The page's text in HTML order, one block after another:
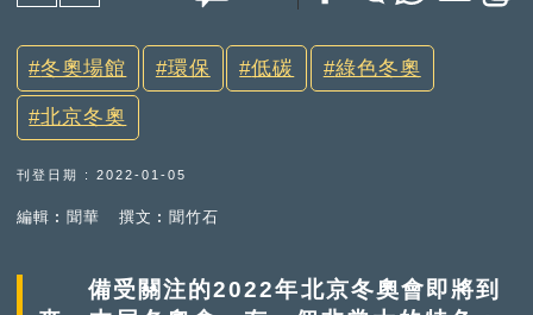
冬奧場館 環保 低碳 綠色冬奧
北京冬奧
刊登日期 : 2022-01-05
編輯︰聞華 撰文︰聞竹石
備受關注的2022年北京冬奧會即將到